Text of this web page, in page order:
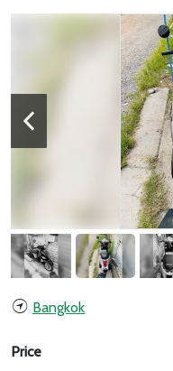
Bangkok
Price